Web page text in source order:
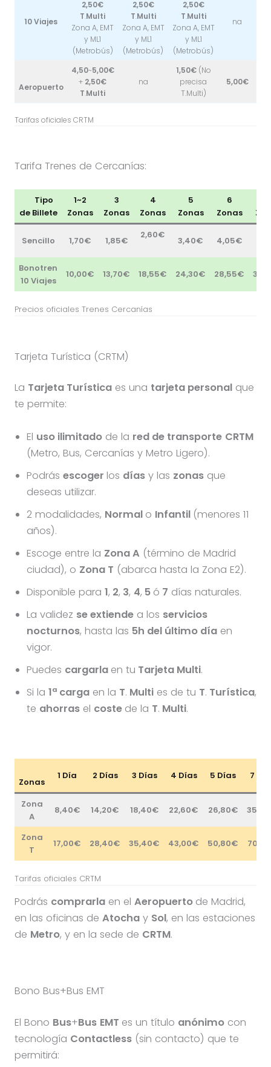
10Viajes
2,50€
T.Multi
Zona A, EMT
y ML1
(Metrobús)
2,50€
T.Multi
Zona A, EMT
y ML1
(Metrobús)
2,50€
T.Multi
Zona A, EMT
y ML1
(Metrobús)
na
Aeropuerto
4,50~5,00€
+ 2,50€
T.Multi
na
1,50€(No
precisa
T.Multi)
5,00€
Tarifas oficiales CRTM
Tarifa Trenes de Cercanías:
Tipo
de Billete
1~2
Zonas
3
Zonas
4
Zonas
5
Zonas
6
Zonas
Sencillo 1,70€ 1,85€
2,60€
3,40€ 4,05€
Bonotren
10 Viajes
10,00€ 13,70€ 18,55€ 24,30€ 28,55€
Precios oficiales Trenes Cercanías
Tarjeta Turística (CRTM)
La Tarjeta Turísticaes una tarjeta personalque
te permite:
El uso ilimitadode la red de transporte CRTM
(Metro, Bus, Cercanías y Metro Ligero).
Podrás escoger los díasy las zonasque
deseas utilizar.
2 modalidades, Normal o Infantil (menores 11
años).
Escoge entre la Zona A (término de Madrid
ciudad), o Zona T (abarca hasta la Zona E2).
Disponible para 1, 2, 3, 4, 5 ó 7 días naturales.
La validez se extiendea los servicios
nocturnos, hasta las 5h del último díaen
vigor.
Puedes cargarla en tu Tarjeta Multi.
Si la 1ª cargaen la T. Multies de tu T. Turística,
te ahorrasel coste de la T. Multi.
Zonas
1 Día 2 Días 3 Días 4 Días 5 Días 7
Zona
A
8,40€ 14,20€ 18,40€ 22,60€ 26,80€
Zona
T
17,00€ 28,40€ 35,40€ 43,00€ 50,80€
Tarifas oficiales CRTM
Podrás comprarlaen el Aeropuerto de Madrid,
en las oficinas de Atochay Sol, en las estaciones
de Metro, y en la sede de CRTM.
Bono Bus+Bus EMT
El Bono Bus+Bus EMT es un título anónimocon
tecnología Contactless(sin contacto) que te
permitirá: